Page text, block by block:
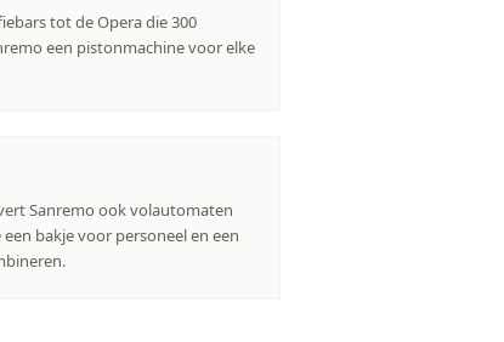
tot de Opera die 300
een pistonmachine voor elke
Sanremo ook volautomaten
bakje voor personeel en een